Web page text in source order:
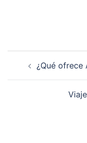
entradas
¿Qué ofrece